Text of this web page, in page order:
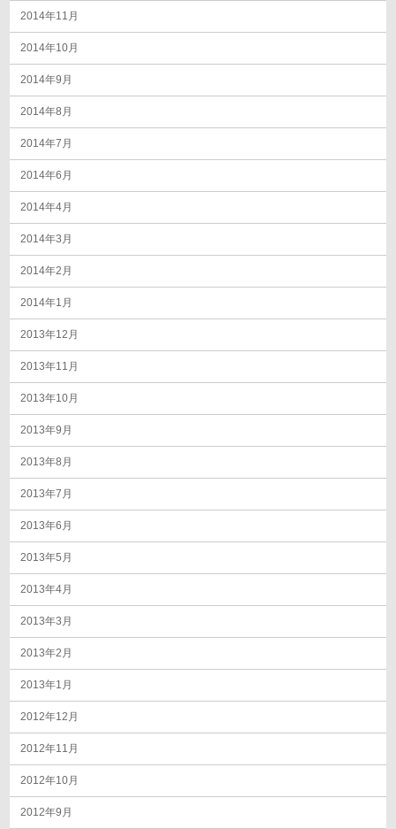
2014年11月
2014年10月
2014年9月
2014年8月
2014年7月
2014年6月
2014年4月
2014年3月
2014年2月
2014年1月
2013年12月
2013年11月
2013年10月
2013年9月
2013年8月
2013年7月
2013年6月
2013年5月
2013年4月
2013年3月
2013年2月
2013年1月
2012年12月
2012年11月
2012年10月
2012年9月